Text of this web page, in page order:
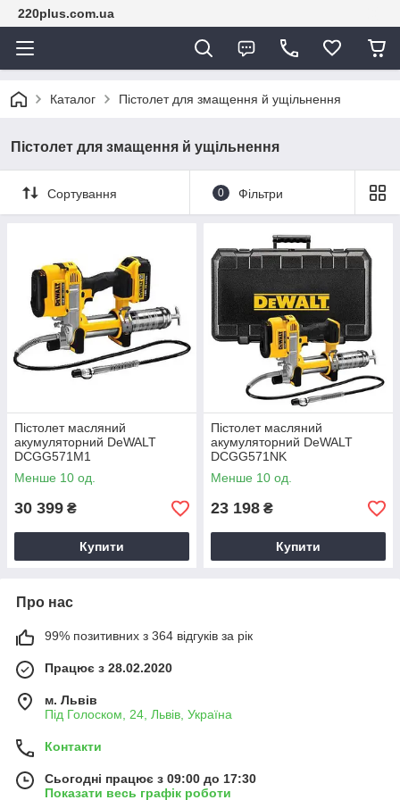
220plus.com.ua
Каталог Пістолет для змащення й ущільнення
Пістолет для змащення й ущільнення
Сортування 0 Фільтри
Пістолет масляний
акумуляторний DeWALT
DCGG571M1
Менше 10 од.
30 399 ₴
Купити
Пістолет масляний
акумуляторний DeWALT
DCGG571NK
Менше 10 од.
23 198 ₴
Купити
Про нас
99% позитивних з 364 відгуків за рік
Працює з 28.02.2020
м. Львів
Під Голоском, 24, Львів, Україна
Контакти
Сьогодні працює з 09:00 до 17:30
Показати весь графік роботи